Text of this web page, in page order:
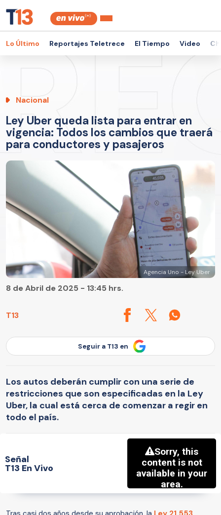
Lo Último Reportajes Teletrece El Tiempo Video
Nacional
Ley Uber queda lista para entrar en
vigencia: Todos los cambios que traerá
para conductores y pasajeros
Agencia Uno - Ley Uber
T13
8 de Abril de 2025 - 13:45 hrs.
Seguir a T13 en
Los autos deberán cumplir con una serie de
restricciones que son especificadas en la Ley
Uber, la cual está cerca de comenzar a regir en
todo el país.
Señal
T13 En Vivo